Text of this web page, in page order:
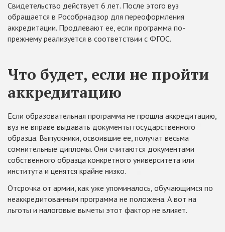
Свидетельство действует 6 лет. После этого вуз
обращается в Рособрнадзор для переоформления
аккредитации. Продлевают ее, если программа по-
прежнему реализуется в соответствии с ФГОС.
Что будет, если не пройти
аккредитацию
Если образовательная программа не прошла аккредитацию,
вуз не вправе выдавать документы государственного
образца. Выпускники, освоившие ее, получат весьма
сомнительные дипломы. Они считаются документами
собственного образца конкретного университета или
института и ценятся крайне низко.
Отсрочка от армии, как уже упоминалось, обучающимся по
неаккредитованным программа не положена. А вот на
льготы и налоговые вычеты этот фактор не влияет.